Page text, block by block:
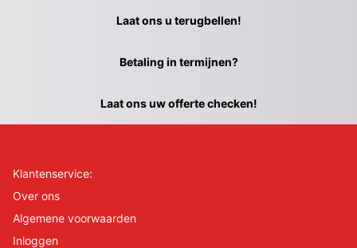
Laat ons u terugbellen!
Betaling in termijnen?
Laat ons uw offerte checken!
Klantenservice:
Over ons
Algemene voorwaarden
Inloggen